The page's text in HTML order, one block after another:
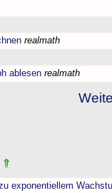
realmath
ablesen realmath
exponentiellem